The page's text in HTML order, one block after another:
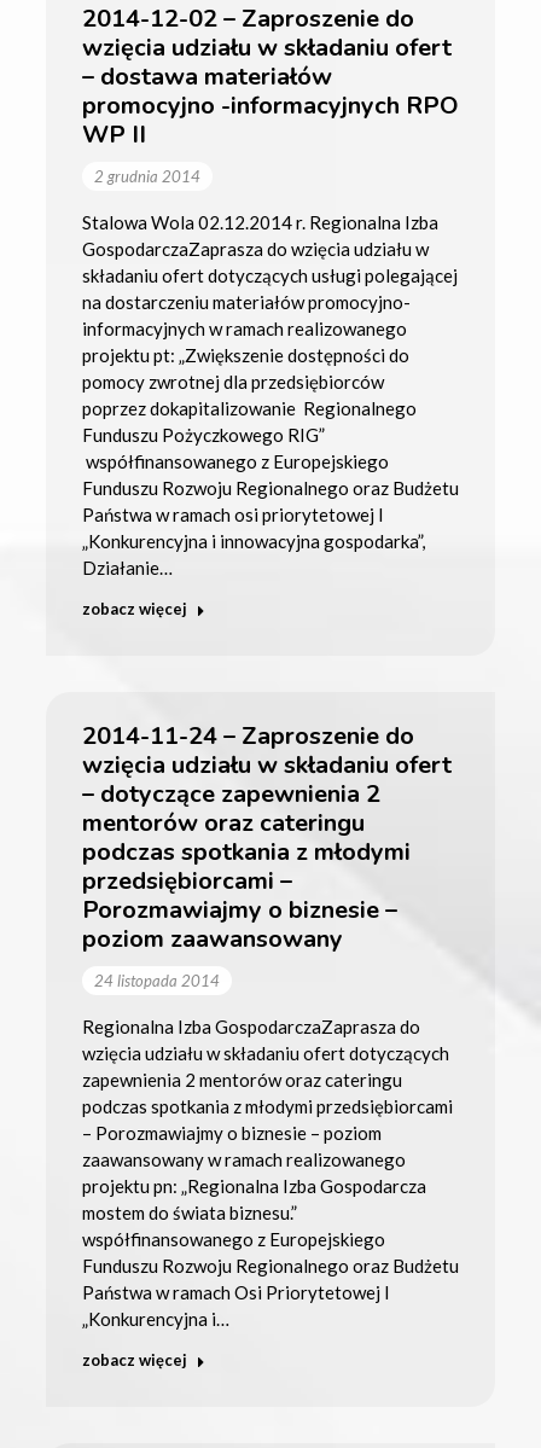
2014-12-02 – Zaproszenie do
wzięcia udziału w składaniu ofert
– dostawa materiałów
promocyjno -informacyjnych RPO
WP II
2 grudnia 2014
Stalowa Wola 02.12.2014 r. Regionalna Izba
GospodarczaZaprasza do wzięcia udziału w
składaniu ofert dotyczących usługi polegającej
na dostarczeniu materiałów promocyjno-
informacyjnych w ramach realizowanego
projektu pt: „Zwiększenie dostępności do
pomocy zwrotnej dla przedsiębiorców
poprzez dokapitalizowanie Regionalnego
Funduszu Pożyczkowego RIG”
współfinansowanego z Europejskiego
Funduszu Rozwoju Regionalnego oraz Budżetu
Państwa w ramach osi priorytetowej I
„Konkurencyjna i innowacyjna gospodarka”,
Działanie…
zobacz więcej
2014-11-24 – Zaproszenie do
wzięcia udziału w składaniu ofert
– dotyczące zapewnienia 2
mentorów oraz cateringu
podczas spotkania z młodymi
przedsiębiorcami –
Porozmawiajmy o biznesie –
poziom zaawansowany
24 listopada 2014
Regionalna Izba GospodarczaZaprasza do
wzięcia udziału w składaniu ofert dotyczących
zapewnienia 2 mentorów oraz cateringu
podczas spotkania z młodymi przedsiębiorcami
– Porozmawiajmy o biznesie – poziom
zaawansowany w ramach realizowanego
projektu pn: „Regionalna Izba Gospodarcza
mostem do świata biznesu.”
współfinansowanego z Europejskiego
Funduszu Rozwoju Regionalnego oraz Budżetu
Państwa w ramach Osi Priorytetowej I
„Konkurencyjna i…
zobacz więcej